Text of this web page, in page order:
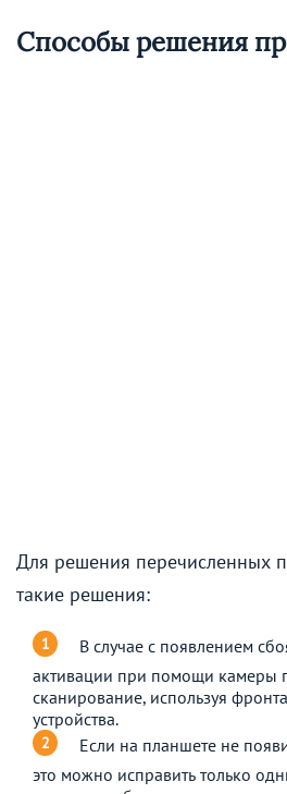
Способы решения
Для решения перечисленных
такие решения:
В случае с появлением
активации при помощи камеры
сканирование, используя
устройства.
Если на планшете не
это можно исправить только